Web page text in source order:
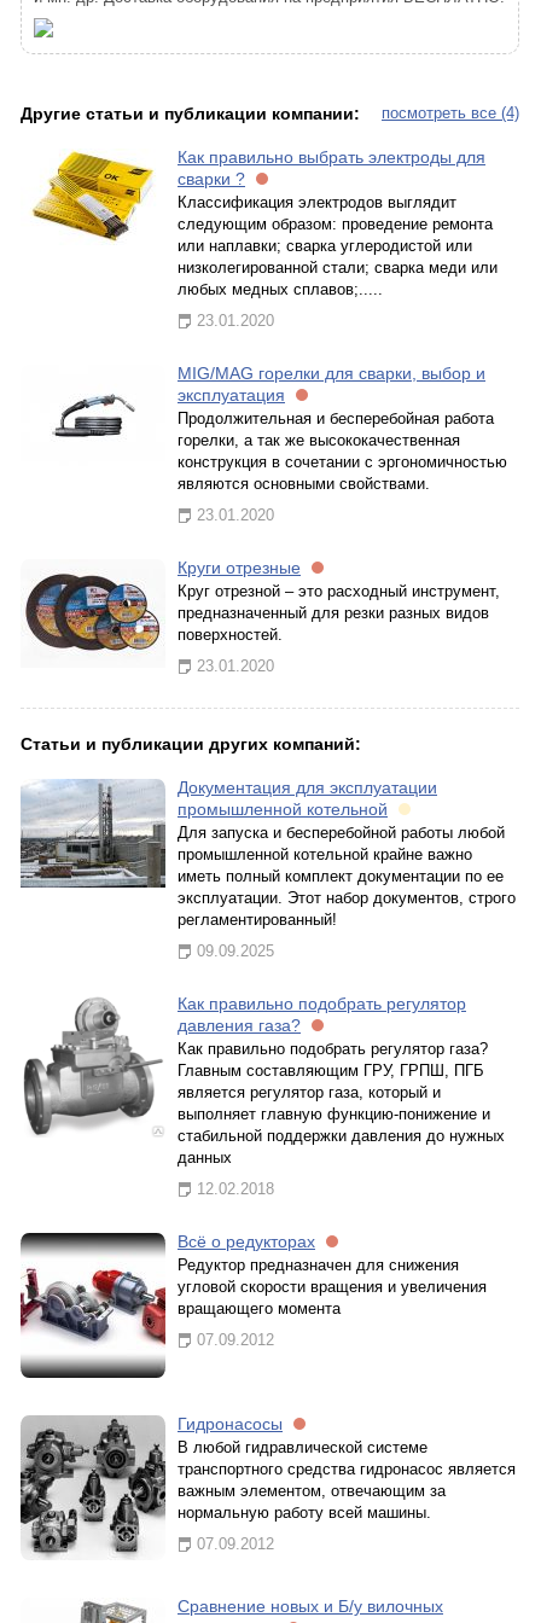
посмотреть все (4)
Другие статьи и публикации компании:
Как правильно выбрать электроды для
сварки ?
Классификация электродов выглядит
следующим образом: проведение ремонта
или наплавки; сварка углеродистой или
низколегированной стали; сварка меди или
любых медных сплавов;.....
23.01.2020
MIG/MAG горелки для сварки, выбор и
эксплуатация
Продолжительная и бесперебойная работа
горелки, а так же высококачественная
конструкция в сочетании с эргономичностью
являются основными свойствами.
23.01.2020
Круги отрезные
Круг отрезной – это расходный инструмент,
предназначенный для резки разных видов
поверхностей.
23.01.2020
Статьи и публикации других компаний:
Документация для эксплуатации
промышленной котельной
Для запуска и бесперебойной работы любой
промышленной котельной крайне важно
иметь полный комплект документации по ее
эксплуатации. Этот набор документов, строго
регламентированный!
09.09.2025
Как правильно подобрать регулятор
давления газа?
Как правильно подобрать регулятор газа?
Главным составляющим ГРУ, ГРПШ, ПГБ
является регулятор газа, который и
выполняет главную функцию-понижение и
стабильной поддержки давления до нужных
данных
12.02.2018
Всё о редукторах
Редуктор предназначен для снижения
угловой скорости вращения и увеличения
вращающего момента
07.09.2012
Гидронасосы
В любой гидравлической системе
транспортного средства гидронасос является
важным элементом, отвечающим за
нормальную работу всей машины.
07.09.2012
Сравнение новых и Б/у вилочных